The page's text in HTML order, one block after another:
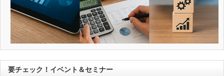
要チェック！イベント＆セミナー